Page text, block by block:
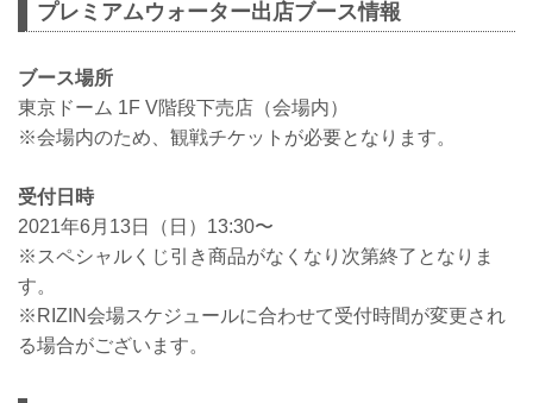
プレミアムウォーター出店ブース情報
ブース場所
東京ドーム 1F V階段下売店（会場内）
※会場内のため、観戦チケットが必要となります。
受付日時
2021年6月13日（日）13:30〜
※スペシャルくじ引き商品がなくなり次第終了となりま
す。
※RIZIN会場スケジュールに合わせて受付時間が変更され
る場合がございます。